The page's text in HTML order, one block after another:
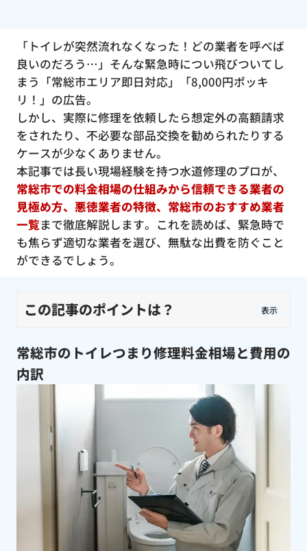
「トイレが突然流れなくなった！どの業者を呼べば
良いのだろう…」そんな緊急時につい飛びついてし
まう「常総市エリア即日対応」「8,000円ポッキ
リ！」の広告。
しかし、実際に修理を依頼したら想定外の高額請求
をされたり、不必要な部品交換を勧められたりする
ケースが少なくありません。
本記事では長い現場経験を持つ水道修理のプロが、
常総市での料金相場の仕組みから信頼できる業者の
見極め方、悪徳業者の特徴、常総市のおすすめ業者
一覧まで徹底解説します。これを読めば、緊急時で
も焦らず適切な業者を選び、無駄な出費を防ぐこと
ができるでしょう。
この記事のポイントは？ 表示
常総市のトイレつまり修理料金相場と費用の
内訳